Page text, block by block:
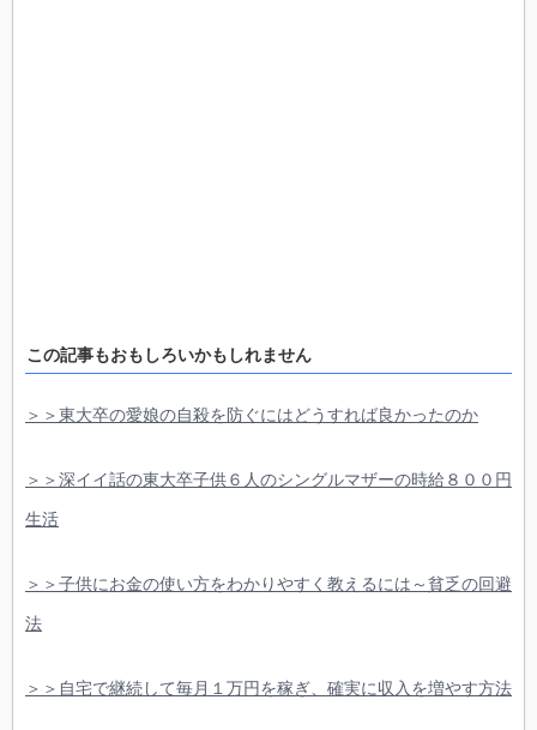
この記事もおもしろいかもしれません
＞＞東大卒の愛娘の自殺を防ぐにはどうすれば良かったのか
＞＞深イイ話の東大卒子供６人のシングルマザーの時給８００円
生活
＞＞子供にお金の使い方をわかりやすく教えるには～貧乏の回避
法
＞＞自宅で継続して毎月１万円を稼ぎ、確実に収入を増やす方法